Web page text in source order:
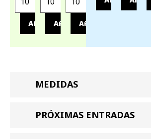
Añadir Añadir Añadir
MEDIDAS
PRÓXIMAS ENTRADAS